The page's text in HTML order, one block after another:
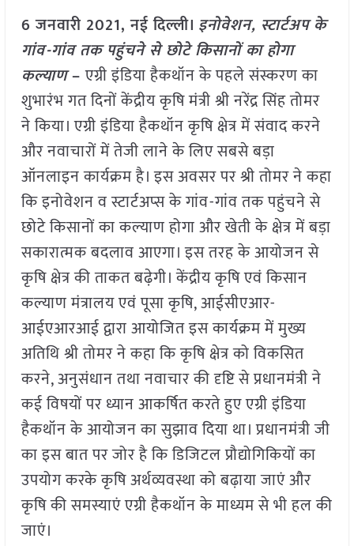
6 जनवारी 2021, नई दिल्ली। इनोवेशन, स्टार्टअप के
गांव-गांव तक पहुंचने से छोटे किसानों का होगा
कल्याण–एग्री इंडिया हैकथॉन के पहले संस्करण का
शुभारंभ गत दिनों केंद्रीय कृषि मंत्री श्री नरेंद्र सिंह तोमर
ने किया। एग्री इंडिया हैकथॉन कृषि क्षेत्र में संवाद करने
और नवाचारों में तेजी लाने के लिए सबसे बड़ा
ऑनलाइन कार्यक्रम है। इस अवसर पर श्री तोमर ने कहा
कि इनोवेशन व स्टार्टअप्स के गांव-गांव तक पहुंचने से
छोटे किसानों का कल्याण होगा और खेती के क्षेत्र में बड़ा
सकारात्मक बदलाव आएगा। इस तरह के आयोजन से
कृषि क्षेत्र की ताकत बढ़ेगी। केंद्रीय कृषि एवं किसान
कल्याण मंत्रालय एवं पूसा कृषि, आईसीएआर-
आईएआरआई द्वारा आयोजित इस कार्यक्रम में मुख्य
अतिथि श्री तोमर ने कहा कि कृषि क्षेत्र को विकसित
करने, अनुसंधान तथा नवाचार की दृष्टि से प्रधानमंत्री ने
कई विषयों पर ध्यान आकर्षित करते हुए एग्री इंडिया
हैकथॉन के आयोजन का सुझाव दिया था। प्रधानमंत्री जी
का इस बात पर जोर है कि डिजिटल प्रौद्योगिकियों का
उपयोग करके कृषि अर्थव्यवस्था को बढ़ाया जाएं और
कृषि की समस्याएं एग्री हैकथॉन के माध्यम से भी हल की
जाएं।